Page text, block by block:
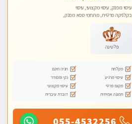
עיסוי מפנק, עיסוי מקצועי, עיסוי
בקלניקה פרטית, מתחמי ספא מפנק,
טנטרה
פלטינה
מקלחת
חניה חינם
עיסוי מרגיע
נקי ומסודר
מקום פרטי
עיסוי מקצועי
תמונה אמיתית
דוברת עיברית